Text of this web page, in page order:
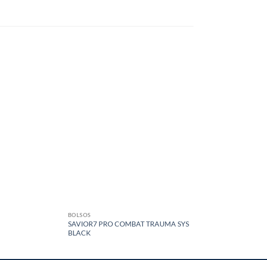
BOLSOS
SAVIOR7 PRO COMBAT TRAUMA SYS
BLACK